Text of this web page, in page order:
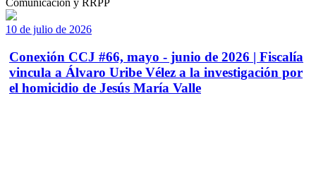
Comunicación y RRPP
10 de julio de 2026
Conexión CCJ #66, mayo - junio de 2026 | Fiscalía
vincula a Álvaro Uribe Vélez a la investigación por
el homicidio de Jesús María Valle